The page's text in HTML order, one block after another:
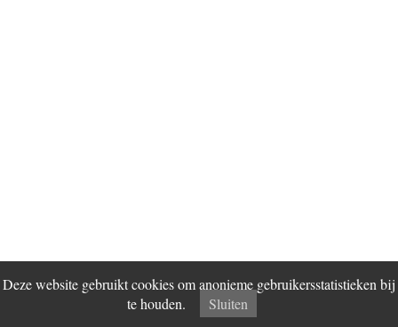
Deze website gebruikt cookies om anonieme gebruikersstatistieken bij
te houden.
Sluiten